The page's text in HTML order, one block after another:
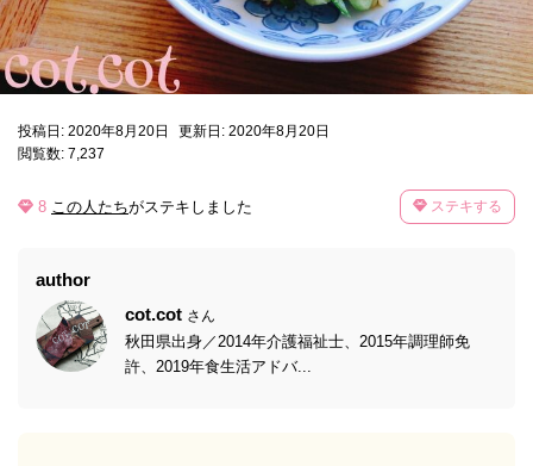
投稿日: 2020年8月20日
更新日: 2020年8月20日
閲覧数: 7,237
8 この人たちがステキしました ステキする
author
cot.cot さん
秋田県出身／2014年介護福祉士、2015年調理師免
許、2019年食生活アドバ...